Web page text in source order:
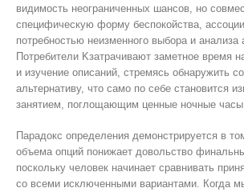
видимость неограниченных шансов, но
специфическую форму беспокойства,
потребностью неизменного выбора и анализа
Потребители Kзатрачивают заметное время
и изучение описаний, стремясь обнаружить
альтернативу, что само по себе становится
занятием, поглощающим ценные ночные
Парадокс определения демонстрируется в
объема опций понижает довольство
поскольку человек начинает сравнивать
со всеми исключенными вариантами. Когда